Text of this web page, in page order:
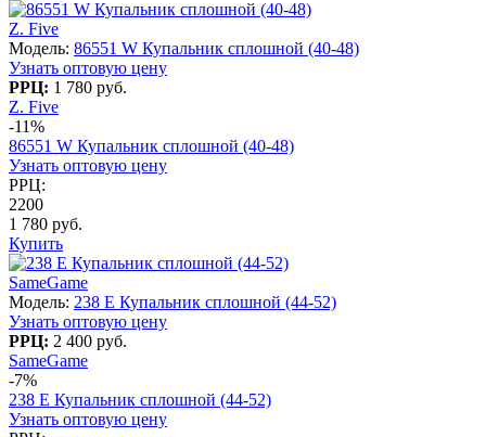
Z. Five
Модель: 86551 W Купальник сплошной (40-48)
Узнать оптовую цену
РРЦ: 1 780 руб.
Z. Five
-11%
86551 W Купальник сплошной (40-48)
Узнать оптовую цену
РРЦ:
2200
1 780 руб.
Купить
SameGame
Модель: 238 E Купальник сплошной (44-52)
Узнать оптовую цену
РРЦ: 2 400 руб.
SameGame
-7%
238 E Купальник сплошной (44-52)
Узнать оптовую цену